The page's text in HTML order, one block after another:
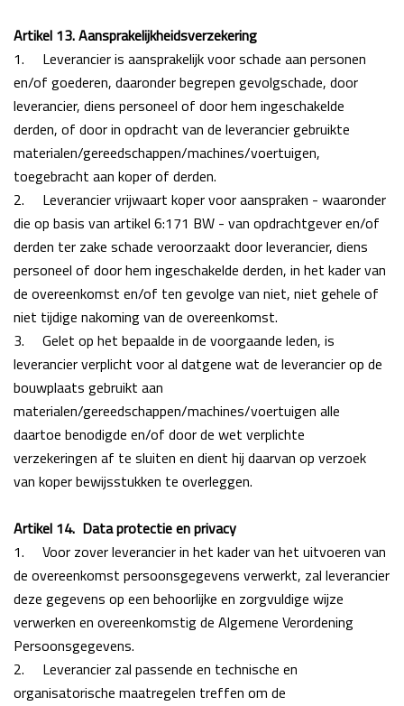
Artikel 13. Aansprakelijkheidsverzekering
1.
Leverancier is aansprakelijk voor schade aan personen
en/of goederen, daaronder begrepen gevolgschade, door
leverancier, diens personeel of door hem ingeschakelde
derden, of door in opdracht van de leverancier gebruikte
materialen/gereedschappen/machines/voertuigen,
toegebracht aan koper of derden.
2.
Leverancier vrijwaart koper voor aanspraken - waaronder
die op basis van artikel 6:171 BW - van opdrachtgever en/of
derden ter zake schade veroorzaakt door leverancier, diens
personeel of door hem ingeschakelde derden, in het kader van
de overeenkomst en/of ten gevolge van niet, niet gehele of
niet tijdige nakoming van de overeenkomst.
3.
Gelet op het bepaalde in de voorgaande leden, is
leverancier verplicht voor al datgene wat de leverancier op de
bouwplaats gebruikt aan
materialen/gereedschappen/machines/voertuigen alle
daartoe benodigde en/of door de wet verplichte
verzekeringen af te sluiten en dient hij daarvan op verzoek
van koper bewijsstukken te overleggen.
Artikel 14. Data protectie en privacy
1.
Voor zover leverancier in het kader van het uitvoeren van
de overeenkomst persoonsgegevens verwerkt, zal leverancier
deze gegevens op een behoorlijke en zorgvuldige wijze
verwerken en overeenkomstig de Algemene Verordening
Persoonsgegevens.
2.
Leverancier zal passende en technische en
organisatorische maatregelen treffen om de